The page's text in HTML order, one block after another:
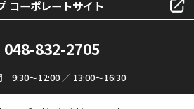
コーポレートサイト
048-832-2705
9:30～12:00 ／ 13:00～16:30